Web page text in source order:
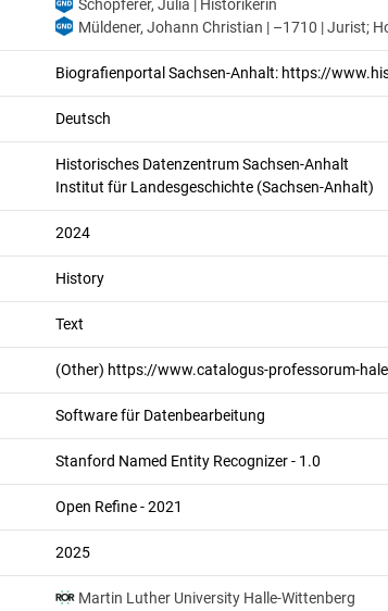
Schopferer, Julia | Historikerin
Müldener, Johann Christian | –1710 | Jurist;
Biografienportal Sachsen-Anhalt: https://
Deutsch
Historisches Datenzentrum Sachsen-Anhalt
Institut für Landesgeschichte (Sachsen-Anhalt)
2024
History
Text
(Other) https://www.catalogus-professorum-
Software für Datenbearbeitung
Stanford Named Entity Recognizer - 1.0
Open Refine - 2021
2025
Martin Luther University Halle-Wittenberg